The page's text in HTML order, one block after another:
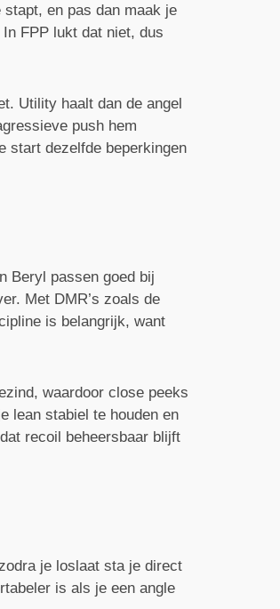
en pas dan maak je
FPP lukt dat niet, dus
Utility haalt dan de angel
push hem
start dezelfde beperkingen
Beryl passen goed bij
Met DMR’s zoals de
is belangrijk, want
waardoor close peeks
lean stabiel te houden en
recoil beheersbaar blijft
je loslaat sta je direct
is als je een angle